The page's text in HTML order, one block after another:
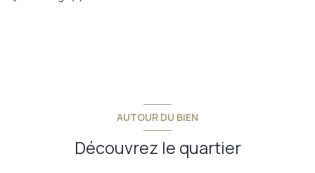
AUTOUR DU BIEN
Découvrez le quartier